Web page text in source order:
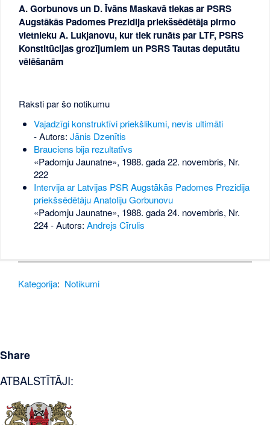
A. Gorbunovs un D. Īvāns Maskavā tiekas ar PSRS
Augstākās Padomes Prezidija priekšsēdētāja pirmo
vietnieku A. Lukjanovu, kur tiek runāts par LTF, PSRS
Konstitūcijas grozījumiem un PSRS Tautas deputātu
vēlēšanām
Raksti par šo notikumu
Vajadzīgi konstruktīvi priekšlikumi, nevis ultimāti
- Autors: Jānis Dzenītis
Brauciens bija rezultatīvs
«Padomju Jaunatne», 1988. gada 22. novembris, Nr.
222
Intervija ar Latvijas PSR Augstākās Padomes Prezidija
priekšsēdētāju Anatoliju Gorbunovu
«Padomju Jaunatne», 1988. gada 24. novembris, Nr.
224- Autors: Andrejs Cīrulis
Kategorija: Notikumi
Share
ATBALSTĪTĀJI: